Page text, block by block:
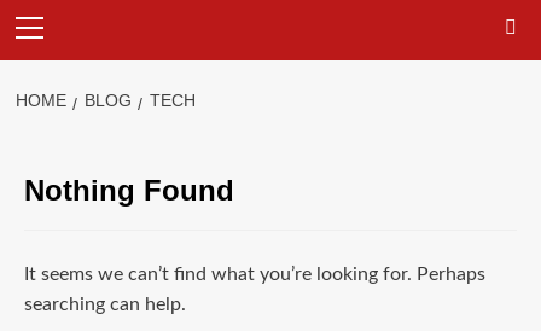
Menu
HOME BLOG TECH
Nothing Found
It seems we can’t find what you’re looking for. Perhaps
searching can help.